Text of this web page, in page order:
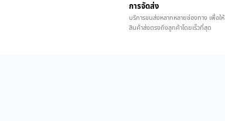
การจัดส่ง
บริการขนส่งหลากหลายช่องทาง เพื่อให้
สินค้าส่งตรงถึงลูกค้าโดยเร็วที่สุด